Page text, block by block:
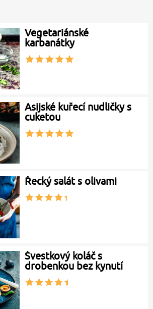
Vegetariánské
karbanátky
Asijské kuřecí nudličky s
cuketou
Řecký salát s olivami
Švestkový koláč s
drobenkou bez kynutí